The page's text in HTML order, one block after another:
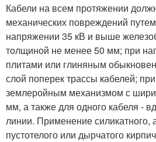
Кабели на всем протяжении
механических повреждений
напряжении 35 кВ и выше
толщиной не менее 50 мм; при
плитами или глиняным
слой поперек трассы кабелей;
землеройным механизмом с
мм, а также для одного кабеля -
линии. Применение силикатного,
пустотелого или дырчатого